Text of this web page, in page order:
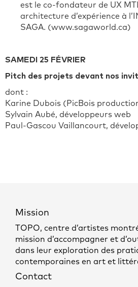
est le co-fondateur de UX
architecture d’expérience à
SAGA. (www.sagaworld.ca)
SAMEDI 25 FÉVRIER
Pitch des projets devant nos
dont :
Karine Dubois (PicBois
Sylvain Aubé, développeurs web
Paul-Gascou Vaillancourt,
Mission
TOPO, centre d’artistes
mission d’accompagner et
dans leur exploration des
contemporaines en art et
Contact